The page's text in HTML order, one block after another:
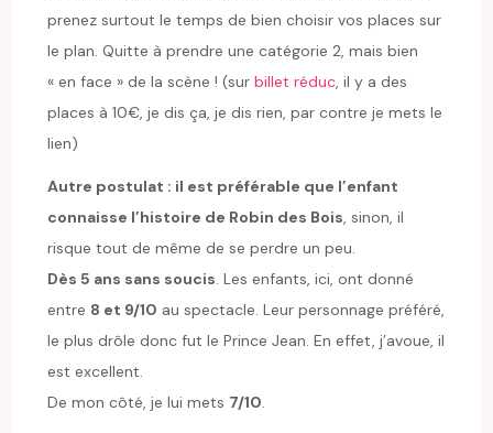
prenez surtout le temps de bien choisir vos places sur
le plan. Quitte à prendre une catégorie 2, mais bien
« en face » de la scène ! (sur billet réduc, il y a des
places à 10€, je dis ça, je dis rien, par contre je mets le
lien)
Autre postulat : il est préférable que l’enfant
connaisse l’histoire de Robin des Bois, sinon, il
risque tout de même de se perdre un peu.
Dès 5 ans sans soucis. Les enfants, ici, ont donné
entre 8 et 9/10 au spectacle. Leur personnage préféré,
le plus drôle donc fut le Prince Jean. En effet, j’avoue, il
est excellent.
De mon côté, je lui mets 7/10.